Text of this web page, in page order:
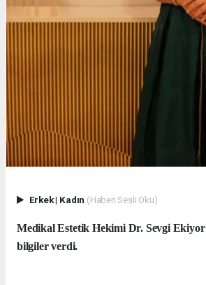
Erkek| Kadın (Haberi Sesli Oku)
Medikal Estetik Hekimi Dr. Sevgi Ekiyor
bilgiler verdi.